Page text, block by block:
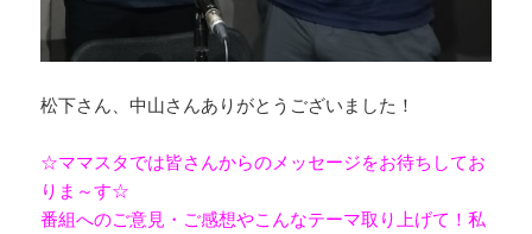
松下さん、中山さんありがとうございました！
☆ママスタでは皆さんからのメッセージをお待ちしてお
りま～す☆
番組へのご意見・ご感想やこんなテーマ取り上げて！私